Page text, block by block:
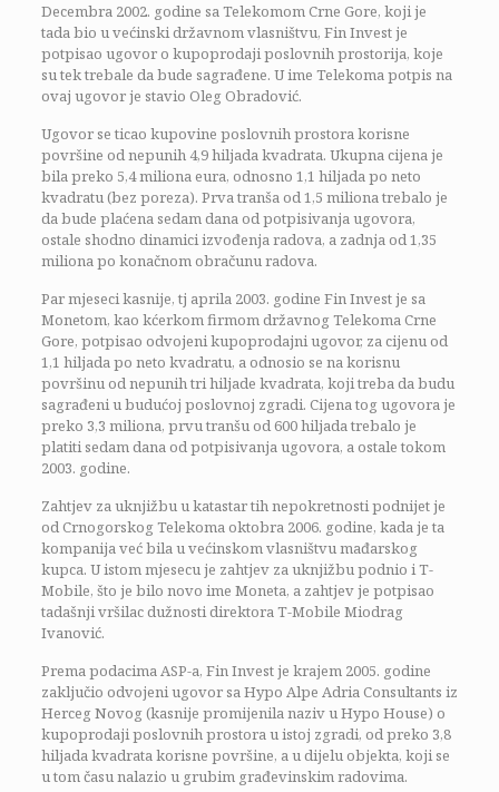
Decembra 2002. godine sa Telekomom Crne Gore, koji je
tada bio u većinski državnom vlasništvu, Fin Invest je
potpisao ugovor o kupoprodaji poslovnih prostorija, koje
su tek trebale da bude sagrađene. U ime Telekoma potpis na
ovaj ugovor je stavio Oleg Obradović.
Ugovor se ticao kupovine poslovnih prostora korisne
površine od nepunih 4,9 hiljada kvadrata. Ukupna cijena je
bila preko 5,4 miliona eura, odnosno 1,1 hiljada po neto
kvadratu (bez poreza). Prva tranša od 1,5 miliona trebalo je
da bude plaćena sedam dana od potpisivanja ugovora,
ostale shodno dinamici izvođenja radova, a zadnja od 1,35
miliona po konačnom obračunu radova.
Par mjeseci kasnije, tj aprila 2003. godine Fin Invest je sa
Monetom, kao kćerkom firmom državnog Telekoma Crne
Gore, potpisao odvojeni kupoprodajni ugovor, za cijenu od
1,1 hiljada po neto kvadratu, a odnosio se na korisnu
površinu od nepunih tri hiljade kvadrata, koji treba da budu
sagrađeni u budućoj poslovnoj zgradi. Cijena tog ugovora je
preko 3,3 miliona, prvu tranšu od 600 hiljada trebalo je
platiti sedam dana od potpisivanja ugovora, a ostale tokom
2003. godine.
Zahtjev za uknjižbu u katastar tih nepokretnosti podnijet je
od Crnogorskog Telekoma oktobra 2006. godine, kada je ta
kompanija već bila u većinskom vlasništvu mađarskog
kupca. U istom mjesecu je zahtjev za uknjižbu podnio i T-
Mobile, što je bilo novo ime Moneta, a zahtjev je potpisao
tadašnji vršilac dužnosti direktora T-Mobile Miodrag
Ivanović.
Prema podacima ASP-a, Fin Invest je krajem 2005. godine
zaključio odvojeni ugovor sa Hypo Alpe Adria Consultants iz
Herceg Novog (kasnije promijenila naziv u Hypo House) o
kupoprodaji poslovnih prostora u istoj zgradi, od preko 3,8
hiljada kvadrata korisne površine, a u dijelu objekta, koji se
u tom času nalazio u grubim građevinskim radovima.